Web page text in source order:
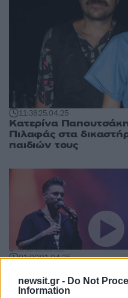
newsit.gr - Do Not
Information
11:3825.04.25
Κατερίνα
Πιλαφάς στα
παιδιών τους
01:0001.04.25
«Δεν είναι μπαμπάς
για να διασκεδάζει με